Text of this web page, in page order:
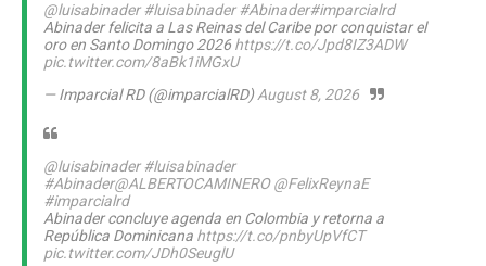
@luisabinader #luisabinader #Abinader#imparcialrd
Abinader felicita a Las Reinas del Caribe por conquistar el
oro en Santo Domingo 2026 https://t.co/Jpd8IZ3ADW
pic.twitter.com/8aBk1iMGxU
— Imparcial RD (@imparcialRD)August 8, 2026
@luisabinader #luisabinader
#Abinader@ALBERTOCAMINERO @FelixReynaE
#imparcialrd
Abinader concluye agenda en Colombia y retorna a
República Dominicana https://t.co/pnbyUpVfCT
pic.twitter.com/JDh0SeuglU